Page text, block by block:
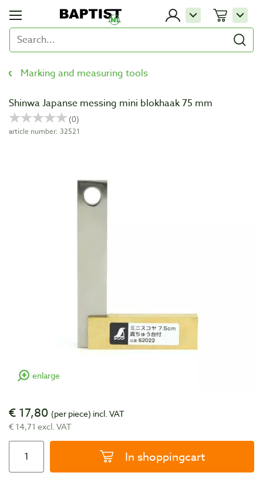
Marking and measuring tools
Shinwa Japanse messing mini blokhaak 75 mm
article number: 32521
enlarge
€ 17,80 (per piece) incl. VAT
€ 14,71 excl. VAT
In shoppingcart